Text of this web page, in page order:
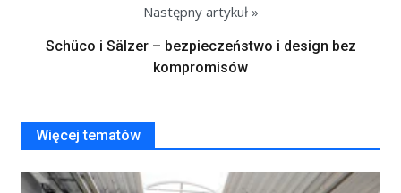
Następny artykuł »
Schüco i Sälzer – bezpieczeństwo i design bez
kompromisów
Więcej tematów